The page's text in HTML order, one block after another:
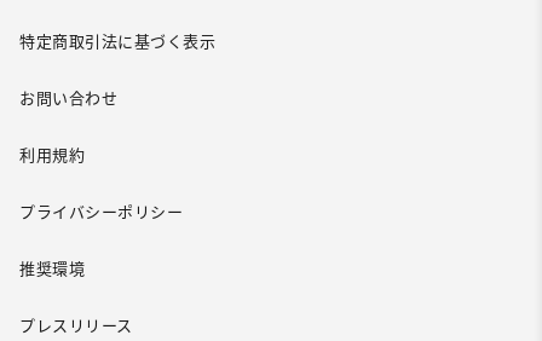
特定商取引法に基づく表示
お問い合わせ
利用規約
プライバシーポリシー
推奨環境
プレスリリース